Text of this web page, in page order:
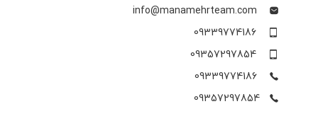
info@manamehrteam.com
09339774186
09357297854
09339774186
09357297854